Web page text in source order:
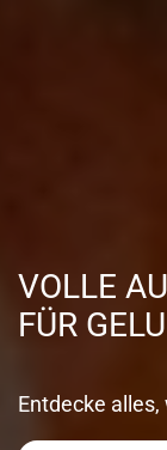
VOLLE
FÜR
Entdecke